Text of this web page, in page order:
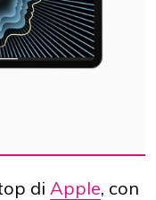
di Apple, con